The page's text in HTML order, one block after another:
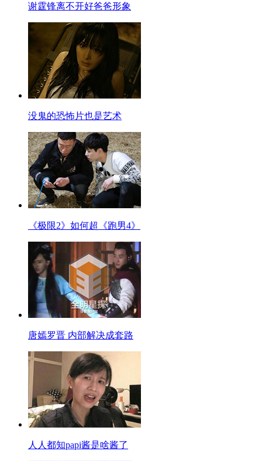
谢霆锋离不开好爸爸形象
没鬼的恐怖片也是艺术
《极限2》如何超《跑男4》
唐嫣罗晋 内部解决成套路
人人都知papi酱是啥酱了